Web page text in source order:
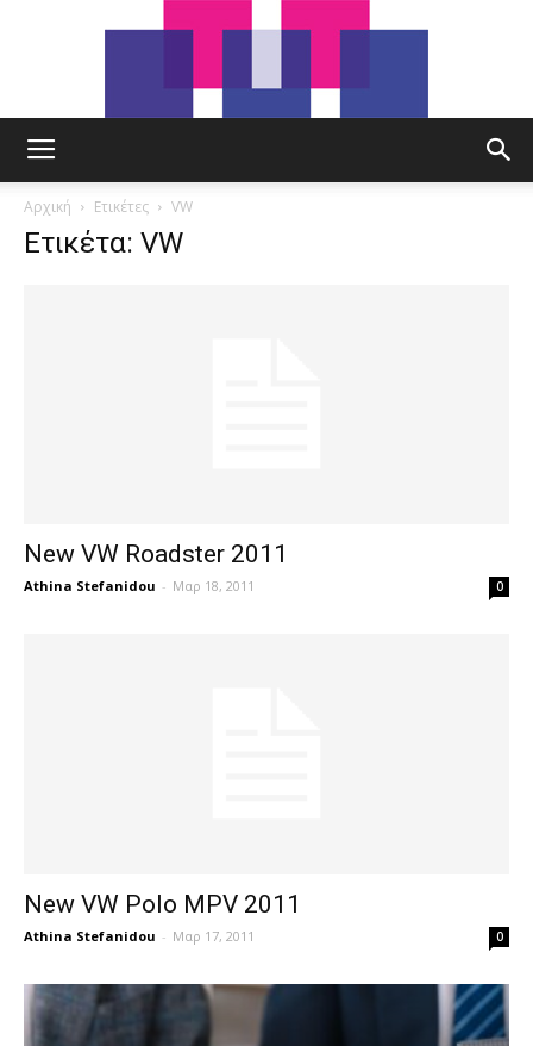
Αρχική Ετικέτες VW
Ετικέτα: VW
New VW Roadster 2011
Athina Stefanidou - Μαρ 18, 2011 0
New VW Polo MPV 2011
Athina Stefanidou - Μαρ 17, 2011 0